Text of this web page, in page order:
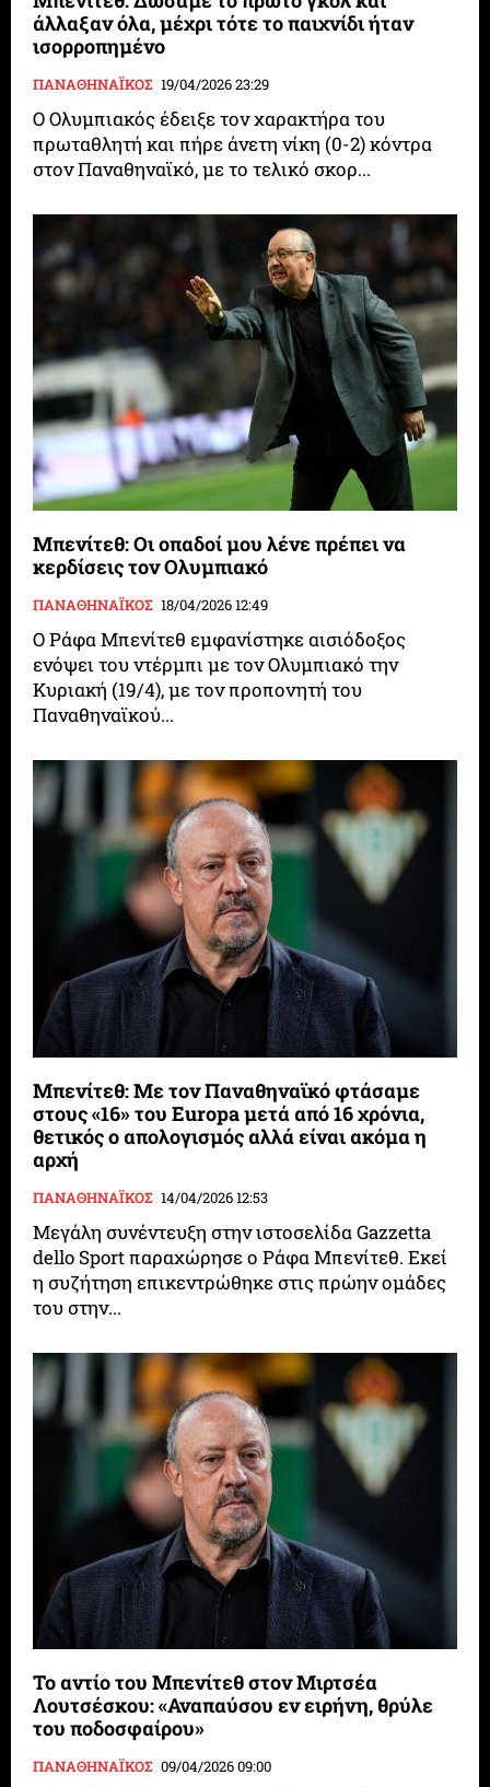
άλλαξαν όλα, μέχρι τότε το παιχνίδι ήταν
ισορροπημένο
ΠΑΝΑΘΗΝΑΪΚΟΣ 19/04/2026 23:29
Ο Ολυμπιακός έδειξε τον χαρακτήρα του
πρωταθλητή και πήρε άνετη νίκη (0-2) κόντρα
στον Παναθηναϊκό, με το τελικό σκορ...
Μπενίτεθ: Οι οπαδοί μου λένε πρέπει να
κερδίσεις τον Ολυμπιακό
ΠΑΝΑΘΗΝΑΪΚΟΣ 18/04/2026 12:49
Ο Ράφα Μπενίτεθ εμφανίστηκε αισιόδοξος
ενόψει του ντέρμπι με τον Ολυμπιακό την
Κυριακή (19/4), με τον προπονητή του
Παναθηναϊκού...
Μπενίτεθ: Με τον Παναθηναϊκό φτάσαμε
στους «16» του Europa μετά από 16 χρόνια,
θετικός ο απολογισμός αλλά είναι ακόμα η
αρχή
ΠΑΝΑΘΗΝΑΪΚΟΣ 14/04/2026 12:53
Μεγάλη συνέντευξη στην ιστοσελίδα Gazzetta
dello Sport παραχώρησε ο Ράφα Μπενίτεθ. Εκεί
η συζήτηση επικεντρώθηκε στις πρώην ομάδες
του στην...
Το αντίο του Μπενίτεθ στον Μιρτσέα
Λουτσέσκου: «Αναπαύσου εν ειρήνη, θρύλε
του ποδοσφαίρου»
ΠΑΝΑΘΗΝΑΪΚΟΣ 09/04/2026 09:00